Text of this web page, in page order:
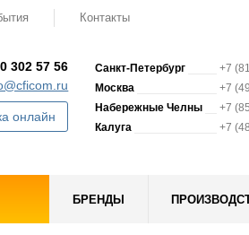
Контакты
302 57 56
онлайн
Санкт-Петербург
+7
Москва
+7
Набережные Челны
+7
Калуга
+7
БРЕНДЫ